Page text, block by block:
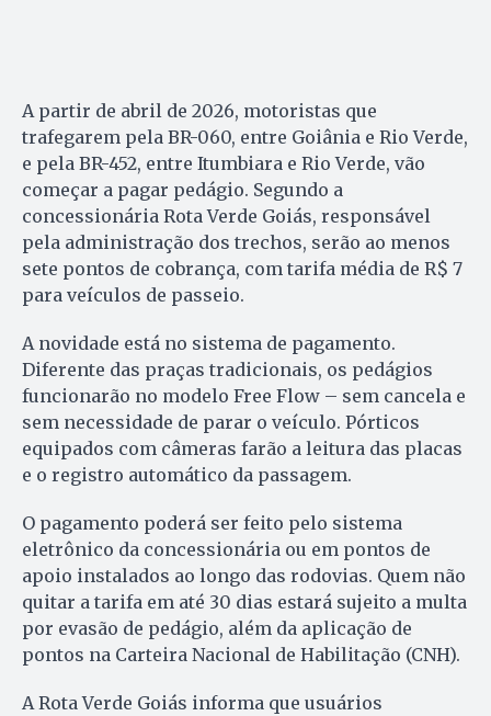
A partir de abril de 2026, motoristas que
trafegarem pela BR-060, entre Goiânia e Rio Verde,
e pela BR-452, entre Itumbiara e Rio Verde, vão
começar a pagar pedágio. Segundo a
concessionária Rota Verde Goiás, responsável
pela administração dos trechos, serão ao menos
sete pontos de cobrança, com tarifa média de R$ 7
para veículos de passeio.
A novidade está no sistema de pagamento.
Diferente das praças tradicionais, os pedágios
funcionarão no modelo Free Flow – sem cancela e
sem necessidade de parar o veículo. Pórticos
equipados com câmeras farão a leitura das placas
e o registro automático da passagem.
O pagamento poderá ser feito pelo sistema
eletrônico da concessionária ou em pontos de
apoio instalados ao longo das rodovias. Quem não
quitar a tarifa em até 30 dias estará sujeito a multa
por evasão de pedágio, além da aplicação de
pontos na Carteira Nacional de Habilitação (CNH).
A Rota Verde Goiás informa que usuários